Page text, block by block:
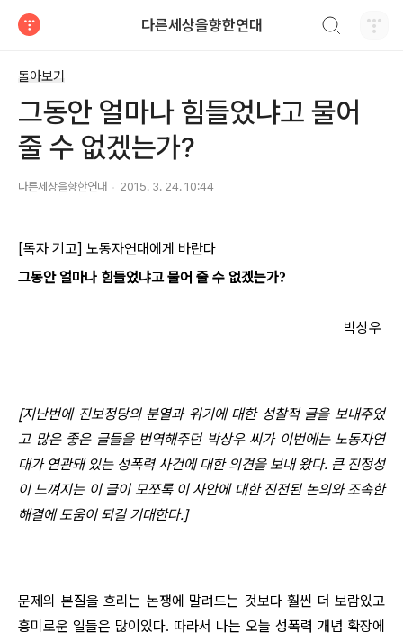
다른세상을향한연대
돌아보기
그동안 얼마나 힘들었냐고 물어
줄 수 없겠는가?
다른세상을향한연대 2015. 3. 24. 10:44
[독자 기고] 노동자연대에게 바란다
그동안 얼마나 힘들었냐고 물어 줄 수 없겠는가?
박상우
[지난번에 진보정당의 분열과 위기에 대한 성찰적 글을 보내주었
고 많은 좋은 글들을 번역해주던 박상우 씨가 이번에는 노동자연
대가 연관돼 있는 성폭력 사건에 대한 의견을 보내 왔다. 큰 진정성
이 느껴지는 이 글이 모쪼록 이 사안에 대한 진전된 논의와 조속한
해결에 도움이 되길 기대한다.]
문제의 본질을 흐리는 논쟁에 말려드는 것보다 훨씬 더 보람있고
흥미로운 일들은 많이있다. 따라서 나는 오늘 성폭력 개념 확장에